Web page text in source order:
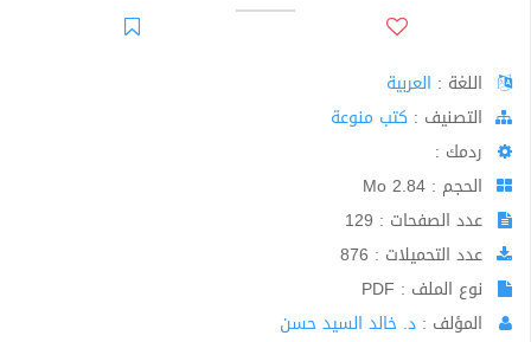
اللغة : العربية
اﻟﺘﺼﻨﻴﻒ : كتب منوعة
ردمك :
الحجم : 2.84 Mo
عدد الصفحات : 129
عدد التحميلات : 876
نوع الملف : PDF
المؤلف : د. خالد السيد حسن